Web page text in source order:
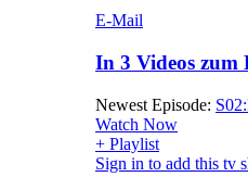
E-Mail
In 3 Videos
Newest Episode:
Watch Now
+ Playlist
Sign in to add this tv